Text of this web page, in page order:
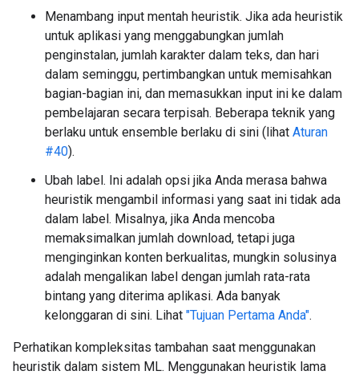
Menambang input mentah heuristik. Jika ada heuristik
untuk aplikasi yang menggabungkan jumlah
penginstalan, jumlah karakter dalam teks, dan hari
dalam seminggu, pertimbangkan untuk memisahkan
bagian-bagian ini, dan memasukkan input ini ke dalam
pembelajaran secara terpisah. Beberapa teknik yang
berlaku untuk ensemble berlaku di sini (lihat Aturan
#40).
Ubah label. Ini adalah opsi jika Anda merasa bahwa
heuristik mengambil informasi yang saat ini tidak ada
dalam label. Misalnya, jika Anda mencoba
memaksimalkan jumlah download, tetapi juga
menginginkan konten berkualitas, mungkin solusinya
adalah mengalikan label dengan jumlah rata-rata
bintang yang diterima aplikasi. Ada banyak
kelonggaran di sini. Lihat "Tujuan Pertama Anda".
Perhatikan kompleksitas tambahan saat menggunakan
heuristik dalam sistem ML. Menggunakan heuristik lama